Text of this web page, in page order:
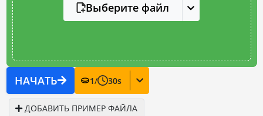
Выберите файл
НАЧАТЬ 1/ 30s
ДОБАВИТЬ ПРИМЕР ФАЙЛА